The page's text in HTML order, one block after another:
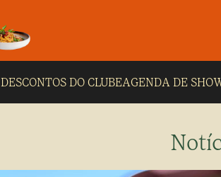
DESCONTOS DO CLUBEAGENDA DE